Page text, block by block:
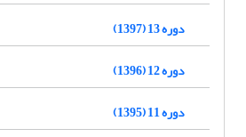
دوره 13 (1397)
دوره 12 (1396)
دوره 11 (1395)